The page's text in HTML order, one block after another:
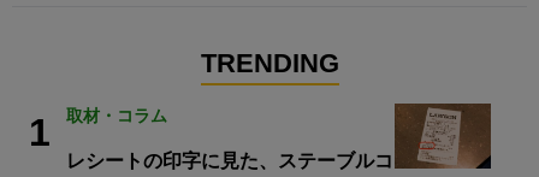
TRENDING
1 取材・コラム
レシートの印字に見た、ステーブルコ